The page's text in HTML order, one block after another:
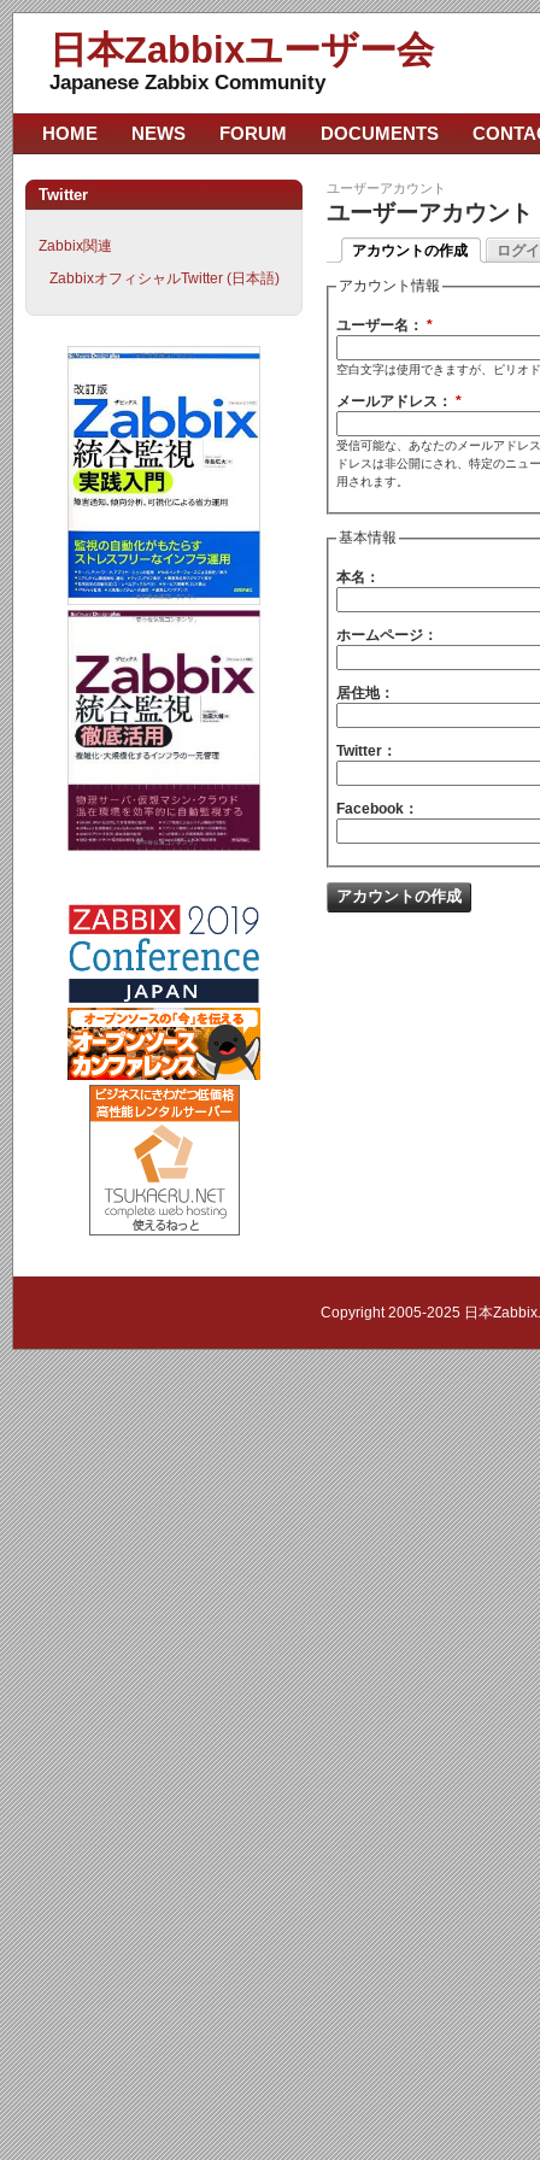
日本Zabbixユーザー会
Japanese Zabbix Community
ユーザーアカウント
ユーザーアカウント
アカウントの作成 ログ
アカウント情報
ユーザー名： *
空白文字は使用できますが、ピリオ
メールアドレス： *
受信可能な、あなたのメールアドレ
ドレスは非公開にされ、特定のニュ
用されます。
基本情報
本名：
ホームページ：
居住地：
Twitter：
Facebook：
HOME NEWS FORUM DOCUMENTS
Twitter
Zabbix関連
ZabbixオフィシャルTwitter (日本語)
Copyright 2005-2025 日本